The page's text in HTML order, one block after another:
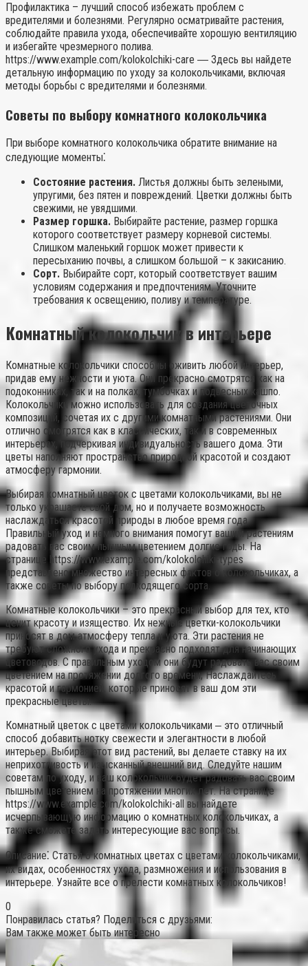
Профилактика – лучший способ избежать проблем с
вредителями и болезнями. Регулярно осматривайте растения,
соблюдайте правила ухода, обеспечивайте хорошую вентиляцию
и избегайте чрезмерного полива.
https://www.example.com/kolokolchiki-care ― Здесь вы найдете
детальную информацию по уходу за колокольчиками, включая
методы борьбы с вредителями и болезнями.
Советы по выбору комнатного колокольчика
При выборе комнатного колокольчика обратите внимание на
следующие моменты⁚
Состояние растения. Листья должны быть зелеными,
упругими, без пятен и повреждений. Цветки должны быть
свежими, не увядшими.
Размер горшка. Выбирайте растение, размер горшка
которого соответствует размеру корневой системы.
Слишком маленький горшок может привести к
пересыханию почвы, а слишком большой – к закисанию.
Сорт. Выбирайте сорт, который соответствует вашим
условиям содержания и предпочтениям. Уточните
требования к освещению, поливу и температуре.
Комнатный колокольчик в интерьере
Комнатные колокольчики способны оживить любой интерьер,
придав ему нежности и уюта. Они прекрасно смотрятся как на
подоконниках, так и на полках, тумбочках и подвесных кашпо.
Колокольчики можно использовать для создания цветочных
композиций, сочетая их с другими комнатными растениями. Они
отлично смотрятся как в классических, так и в современных
интерьерах, подчеркивая индивидуальность вашего дома. Эти
цветы наполняют пространство природной красотой и создают
атмосферу гармонии.
Выбирая комнатный цветок с цветами колокольчиками, вы не
только украшаете свой дом, но и получаете возможность
наслаждаться красотой природы в любое время года.
Правильный уход и немного внимания помогут вашим растениям
радовать вас своим пышным цветением долгие годы. На
странице https://www.example.com/kolokolchiki-types
представлено множество интересных фактов о колокольчиках, а
также советы по выбору подходящего сорта.
Комнатные колокольчики – это прекрасный выбор для тех, кто
ценит красоту и изящество. Их нежные цветки-колокольчики
приносят в дом атмосферу тепла и уюта. Эти растения не
требуют сложного ухода и прекрасно подходят для начинающих
цветоводов. С правильным уходом они будут радовать вас своим
цветением на протяжении долгого времени; Наслаждайтесь
красотой и гармонией, которые приносят в ваш дом эти
прекрасные цветы.
Комнатный цветок с цветами колокольчиками ‒ это отличный
способ добавить нотку свежести и элегантности в любой
интерьер. Выбирая этот вид растений, вы делаете ставку на их
неприхотливость и изысканный внешний вид. Следуйте нашим
советам по уходу, и ваш колокольчик будет радовать вас своим
пышным цветением на протяжении многих лет. На странице
https://www.example.com/kolokolchiki-all вы найдете
исчерпывающую информацию о комнатных колокольчиках, а
также сможете задать интересующие вас вопросы.
Описание⁚ Статья о комнатных цветах с цветами колокольчиками,
их видах, особенностях ухода, размножения и использования в
интерьере. Узнайте все о прелести комнатных колокольчиков!
0
Понравилась статья? Поделиться с друзьями:
Вам также может быть интересно